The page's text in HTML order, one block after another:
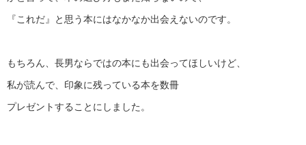
『これだ』と思う本にはなかなか出会えないのです。
もちろん、長男ならではの本にも出会ってほしいけど、
私が読んで、印象に残っている本を数冊
プレゼントすることにしました。